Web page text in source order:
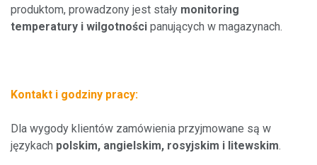
produktom, prowadzony jest stały monitoring
temperatury i wilgotności panujących w magazynach.
Kontakt i godziny pracy:
Dla wygody klientów zamówienia przyjmowane są w
językach polskim, angielskim, rosyjskim i litewskim.